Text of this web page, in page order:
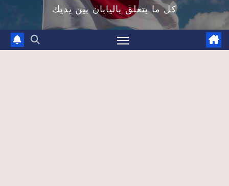
كل ما يتعلق باليابان بين يديك